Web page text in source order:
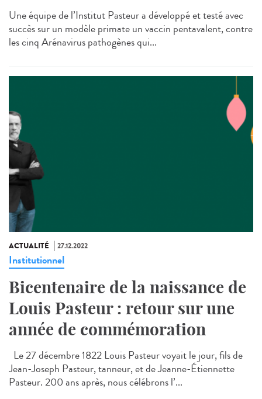
Une équipe de l’Institut Pasteur a développé et testé avec
succès sur un modèle primate un vaccin pentavalent, contre
les cinq Arénavirus pathogènes qui...
ACTUALITÉ 27.12.2022
Institutionnel
Bicentenaire de la naissance de
Louis Pasteur : retour sur une
année de commémoration
Le 27 décembre 1822 Louis Pasteur voyait le jour, fils de
Jean-Joseph Pasteur, tanneur, et de Jeanne-Étiennette
Pasteur. 200 ans après, nous célébrons l’...